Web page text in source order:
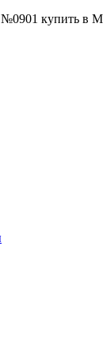
купить в